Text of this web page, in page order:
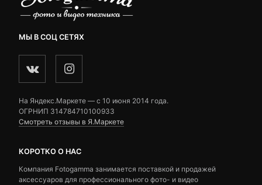
МЫ В СОЦ СЕТЯХ
На Яндекс.Маркете — c 10 июня 2014 года.
ОГРНИП 314784710100933
Смотреть отзывы в Я.Маркете
КОРОТКО О НАС
Компания Fotogamma занимается поставкой и продажей
аксессуаров для профессионального фото- и видео